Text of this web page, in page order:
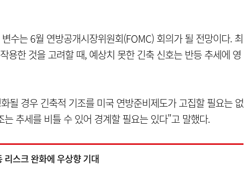
수는 6월 연방공개시장위원회(FOMC) 회의가 될 전망이다. 최
용한 것을 고려할 때, 예상치 못한 긴축 신호는 반등 추세에 영
될 경우 긴축적 기조를 미국 연방준비제도가 고집할 필요는 없
는 추세를 비틀 수 있어 경계할 필요는 있다"고 말했다.
스크 완화에 우상향 기대